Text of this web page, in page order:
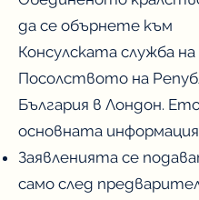
да се обърнете към
Консулската служба на
Посолството на
България в Лондон.
основната
Заявленията се
само след